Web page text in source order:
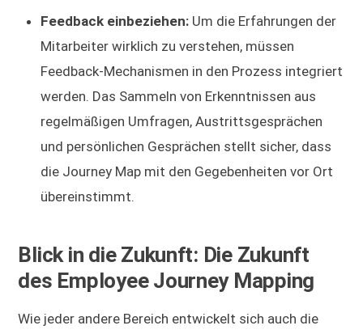
Feedback einbeziehen: Um die Erfahrungen der
Mitarbeiter wirklich zu verstehen, müssen
Feedback-Mechanismen in den Prozess integriert
werden. Das Sammeln von Erkenntnissen aus
regelmäßigen Umfragen, Austrittsgesprächen
und persönlichen Gesprächen stellt sicher, dass
die Journey Map mit den Gegebenheiten vor Ort
übereinstimmt.
Blick in die Zukunft: Die Zukunft
des Employee Journey Mapping
Wie jeder andere Bereich entwickelt sich auch die